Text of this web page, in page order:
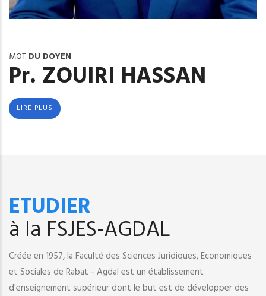
MOT DU DOYEN
Pr. ZOUIRI HASSAN
LIRE PLUS
ETUDIER
à la FSJES-AGDAL
Créée en 1957, la Faculté des Sciences Juridiques, Economiques
et Sociales de Rabat - Agdal est un établissement
d'enseignement supérieur dont le but est de développer des